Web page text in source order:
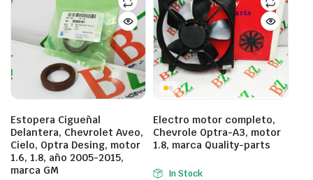
Estopera Cigueñal
Delantera, Chevrolet Aveo,
Cielo, Optra Desing, motor
1.6, 1.8, año 2005-2015,
marca GM
Electro motor completo,
Chevrole Optra-A3, motor
1.8, marca Quality-parts
In Stock